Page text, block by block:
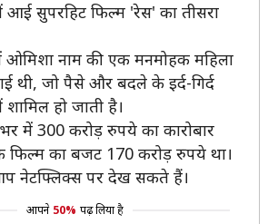
सुपरहिट फिल्म 'रेस' का तीसरा
नाम की एक मनमोहक महिला
थी, जो पैसे और बदले के इर्द-गिर्द
हो जाती है।
में 300 करोड़ रुपये का कारोबार
फिल्म का बजट 170 करोड़ रुपये था।
नेटफ्लिक्स पर देख सकते हैं।
आपने 50% पढ़ लिया है